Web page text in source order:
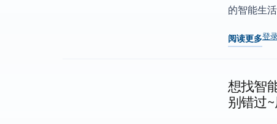
的智能生活
阅读更多
关于 10月
登
想找智
别错过